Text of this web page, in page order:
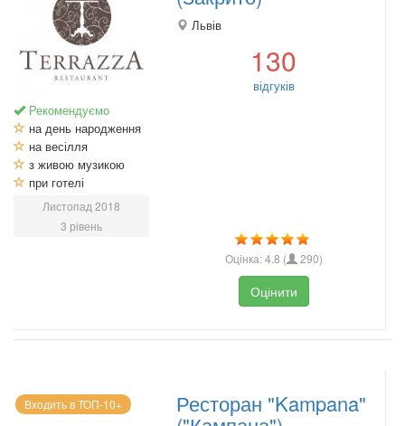
Рекомендуємо
на день народження
на весілля
з живою музикою
при готелі
Листопад 2018
3 рівень
Львів
130
відгуків
Оцінка:4.8 ( 290)
Оцінити
Входить в ТОП-10+ Ресторан "Kampana"